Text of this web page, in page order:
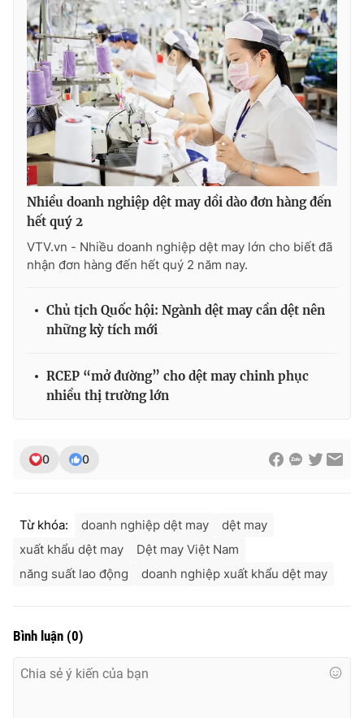
Nhiều doanh nghiệp dệt may dồi dào đơn hàng đến
hết quý 2
VTV.vn - Nhiều doanh nghiệp dệt may lớn cho biết đã
nhận đơn hàng đến hết quý 2 năm nay.
Chủ tịch Quốc hội: Ngành dệt may cần dệt nên
những kỳ tích mới
RCEP “mở đường” cho dệt may chinh phục
nhiều thị trường lớn
0 0
Từ khóa: doanh nghiệp dệt may
dệt may
xuất khẩu dệt may
Dệt may Việt Nam
năng suất lao động
doanh nghiệp xuất khẩu dệt may
Bình luận (0)